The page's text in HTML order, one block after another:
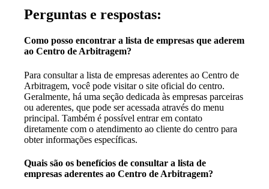
Perguntas e respostas:
Como posso encontrar a lista de empresas que aderem
ao Centro de Arbitragem?
Para consultar a lista de empresas aderentes ao Centro de
Arbitragem, você pode visitar o site oficial do centro.
Geralmente, há uma seção dedicada às empresas parceiras
ou aderentes, que pode ser acessada através do menu
principal. Também é possível entrar em contato
diretamente com o atendimento ao cliente do centro para
obter informações específicas.
Quais são os benefícios de consultar a lista de
empresas aderentes ao Centro de Arbitragem?